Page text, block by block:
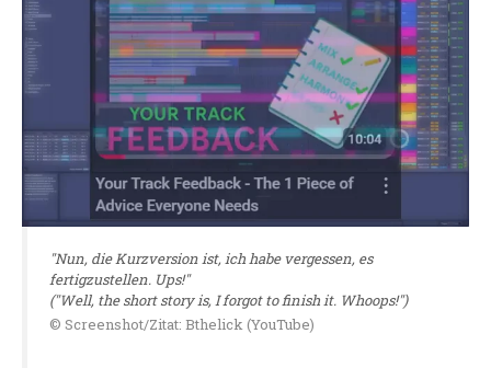
"Nun, die Kurzversion ist, ich habe vergessen, es
fertigzustellen. Ups!"
("Well, the short story is, I forgot to finish it. Whoops!")
© Screenshot/Zitat: Bthelick (YouTube)